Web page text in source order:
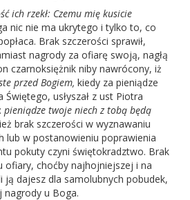
ich rzekł: Czemu mię kusicie
nic nie ma ukrytego i tylko to, co
Brak szczerości sprawił,
nagrody za ofiarę swoją, nagłą
czarnoksiężnik niby nawrócony, iż
przed Bogiem, kiedy za pieniądze
Świętego, usłyszał z ust Piotra
pieniądze twoje niech z tobą będą
brak szczerości w wyznawaniu
lub w postanowieniu poprawienia
pokuty czyni świętokradztwo. Brak
ofiary, choćby najhojniejszej i na
ją dajesz dla samolubnych pobudek,
nagrody u Boga.